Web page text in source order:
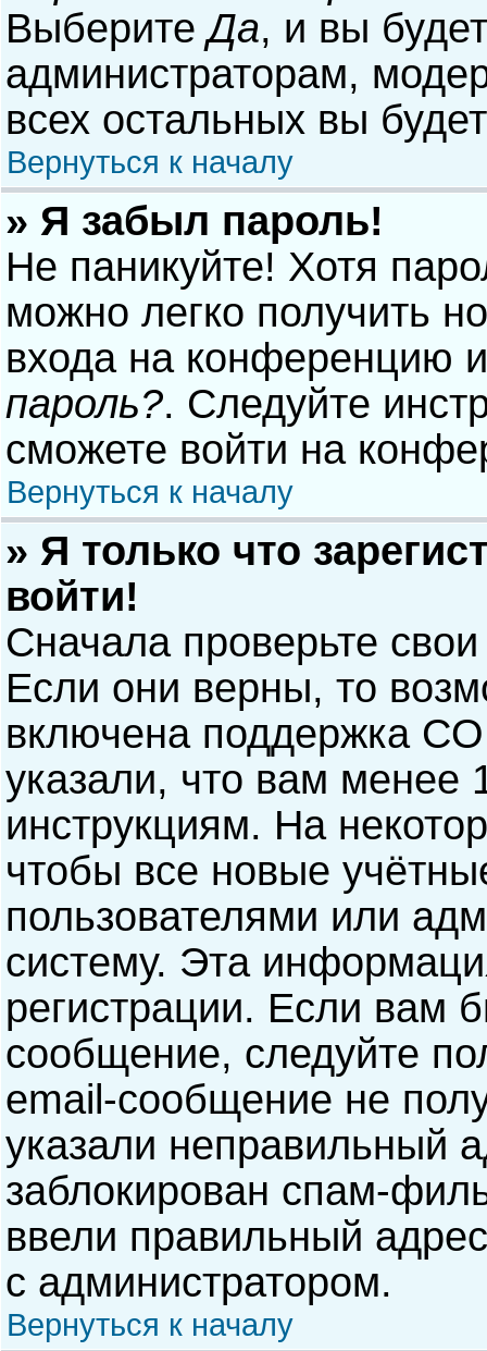
ВыберитеДа, и вы
администраторам,
всех остальных вы
Вернуться к началу
» Я забыл пароль!
Не паникуйте! Хотя
можно легко получить
входа на конференцию
пароль?. Следуйте
сможете войти на
Вернуться к началу
» Я только что
войти!
Сначала проверьте
Если они верны, то
включена поддержка
указали, что вам менее
инструкциям. На
чтобы все новые
пользователями или
систему. Эта
регистрации. Если вам
сообщение, следуйте
email-сообщение не
указали неправильный
заблокирован спам-
ввели правильный
с администратором.
Вернуться к началу